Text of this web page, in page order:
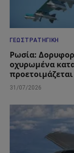
ΓΕΩΣΤΡΑΤΗΓΙΚΉ
Ρωσία:
οχυρωμένα
31/07/2026